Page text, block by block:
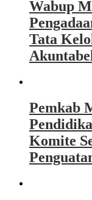
Wabup
Tata
Pemkab
Komite